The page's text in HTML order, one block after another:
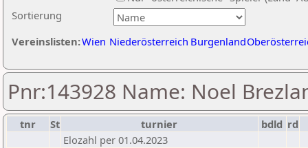
Sortierung
Vereinslisten:Wien Niederösterreich Burgenland
Pnr:143928 Name: Noel
tnr St turnier bdld rd
Elozahl per 01.04.2023